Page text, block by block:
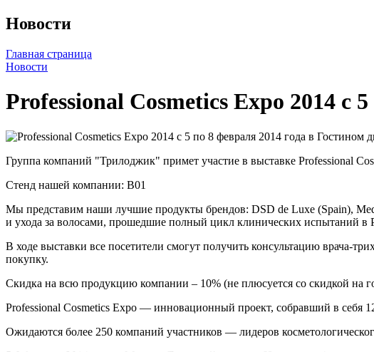
Новости
Главная страница
Новости
Professional Cosmetics Expo 2014 с
Группа компаний "Трилоджик" примет участие в выставке Professional
Стенд нашей компании: B01
Мы представим наши лучшие продукты брендов: DSD de Luxe (Spain),
и ухода за волосами, прошедшие полный цикл клинических испытаний в
В ходе выставки все посетители смогут получить консультацию врача-
покупку.
Скидка на всю продукцию компании – 10% (не плюсуется со скидкой на
Professional Cosmetics Expo — инновационный проект, собравший в себя
Ожидаются более 250 компаний участников — лидеров